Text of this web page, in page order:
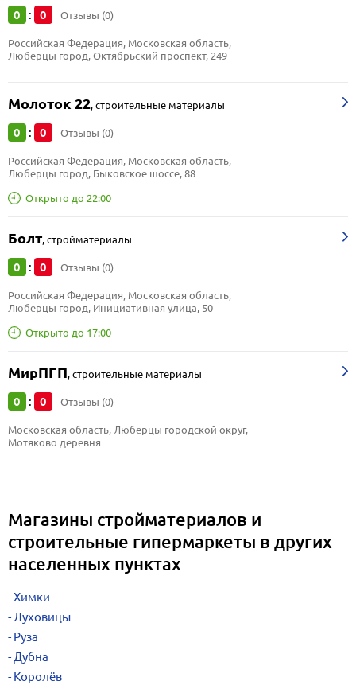
0 : 0 Отзывы (0)
Российская Федерация, Московская область,
Люберцы город, Октябрьский проспект, 249
Молоток 22,строительные материалы
0 : 0 Отзывы (0)
Открыто до 22:00
Российская Федерация, Московская область,
Люберцы город, Быковское шоссе, 88
Болт,стройматериалы
0 : 0 Отзывы (0)
Открыто до 17:00
Российская Федерация, Московская область,
Люберцы город, Инициативная улица, 50
МирПГП,строительные материалы
0 : 0 Отзывы (0)
Московская область, Люберцы городской округ,
Мотяково деревня
Магазины стройматериалов и
строительные гипермаркеты в других
населенных пунктах
Химки
Луховицы
Руза
Дубна
Королёв